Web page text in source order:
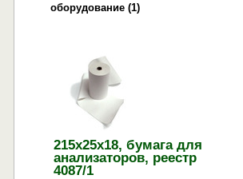
оборудование (1)
215х25х18, бумага для
анализаторов, реестр
4087/1